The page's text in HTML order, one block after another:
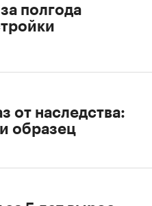
полгода
от наследства:
образец